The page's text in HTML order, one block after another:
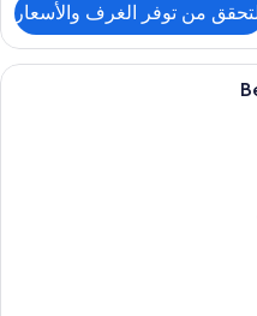
من توفر الغرف والأسعار
محشوة بالريش وخزنة داخل